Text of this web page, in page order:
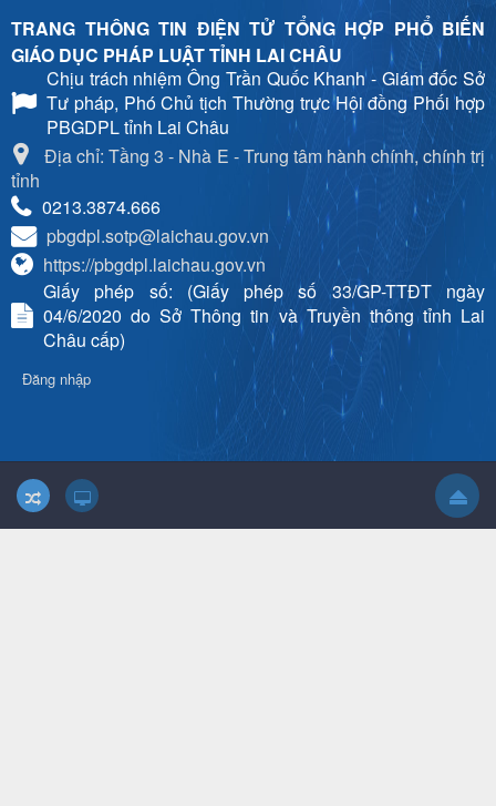
TRANG THÔNG TIN ĐIỆN TỬ TỔNG HỢP PHỔ BIẾN
GIÁO DỤC PHÁP LUẬT TỈNH LAI CHÂU
Chịu trách nhiệmÔng Trần Quốc Khanh - Giám đốc Sở
Tư pháp, Phó Chủ tịch Thường trực Hội đồng Phối hợp
PBGDPL tỉnh Lai Châu
Địa chỉ: Tầng 3 - Nhà E - Trung tâm hành chính, chính trị
tỉnh
0213.3874.666
pbgdpl.sotp@laichau.gov.vn
https://pbgdpl.laichau.gov.vn
Giấy phép số: (Giấy phép số 33/GP-TTĐT ngày
04/6/2020 do Sở Thông tin và Truyền thông tỉnh Lai
Châu cấp)
Đăng nhập